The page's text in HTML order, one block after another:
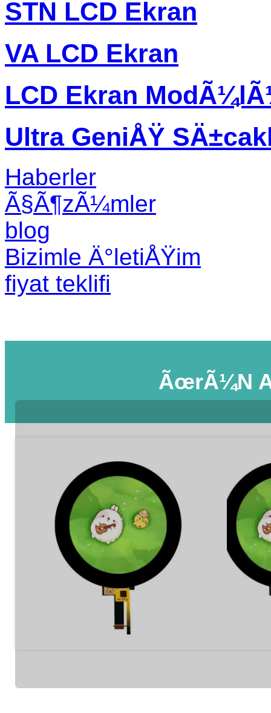
STN LCD Ekran
VA LCD Ekran
LCD Ekran
Ultra GeniÅŸ
Haberler
Ã§Ã¶zÃ¼mler
blog
Bizimle Ä°letiÅŸim
fiyat teklifi
ÃœrÃ¼n